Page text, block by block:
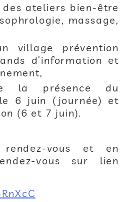
ateliers bien-être
massage,
village prévention
d’information et
la présence du
le 6 juin (journée) et
(6 et 7 juin).
vous et en
vous sur lien